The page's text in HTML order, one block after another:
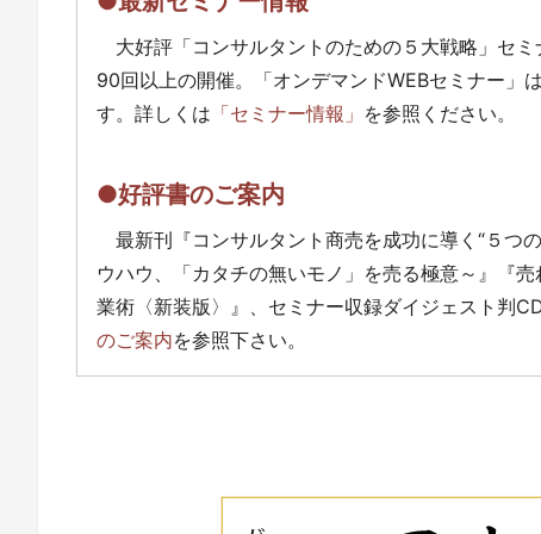
大好評「コンサルタントのための５大戦略」セ
90回以上の開催。「オンデマンドWEBセミナー」
す。詳しくは 「セミナー情報」 を参照ください。
●好評書のご案内
最新刊『コンサルタント商売を成功に導く“５つ
ウハウ、「カタチの無いモノ」を売る極意～』『
業術〈新装版〉』、セミナー収録ダイジェスト判
のご案内を参照下さい。